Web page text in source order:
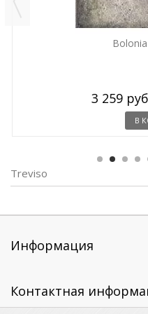
3 259
В
Treviso
Информация
Контактная